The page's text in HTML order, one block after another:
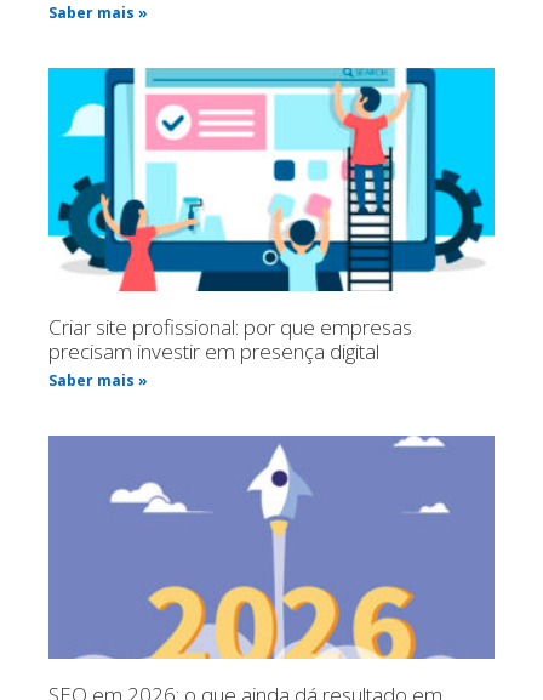
Saber mais »
Criar site profissional: por que empresas
precisam investir em presença digital
Saber mais »
SEO em 2026: o que ainda dá resultado em